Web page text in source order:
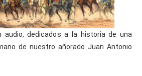
audio, dedicados a la historia de una
de nuestro añorado Juan Antonio